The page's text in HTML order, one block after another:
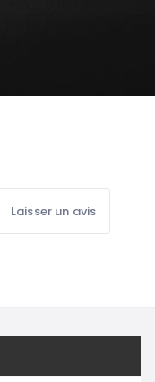
Laisser un avis